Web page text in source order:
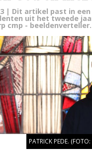
| Dit artikel past in
uit het tweede
cmp - beeldenverteller.
PATRICK PEDE.